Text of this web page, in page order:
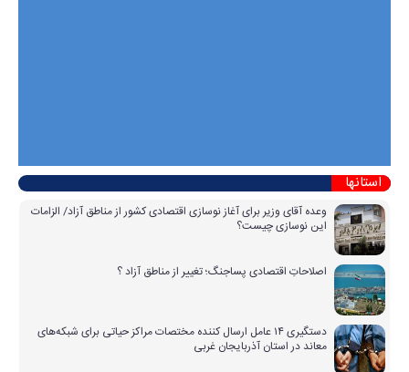
استانها
وعده آقای وزیر برای آغاز نوسازی اقتصادی کشور از مناطق آزاد/ الزامات
این نوسازی چیست؟
اصلاحاتِ اقتصادی پساجنگ؛ تغییر از مناطق آزاد ؟
دستگیری ۱۴ عامل ارسال کننده مختصات مراکز حیاتی برای شبکه‌های
معاند در استان آذربایجان غربی